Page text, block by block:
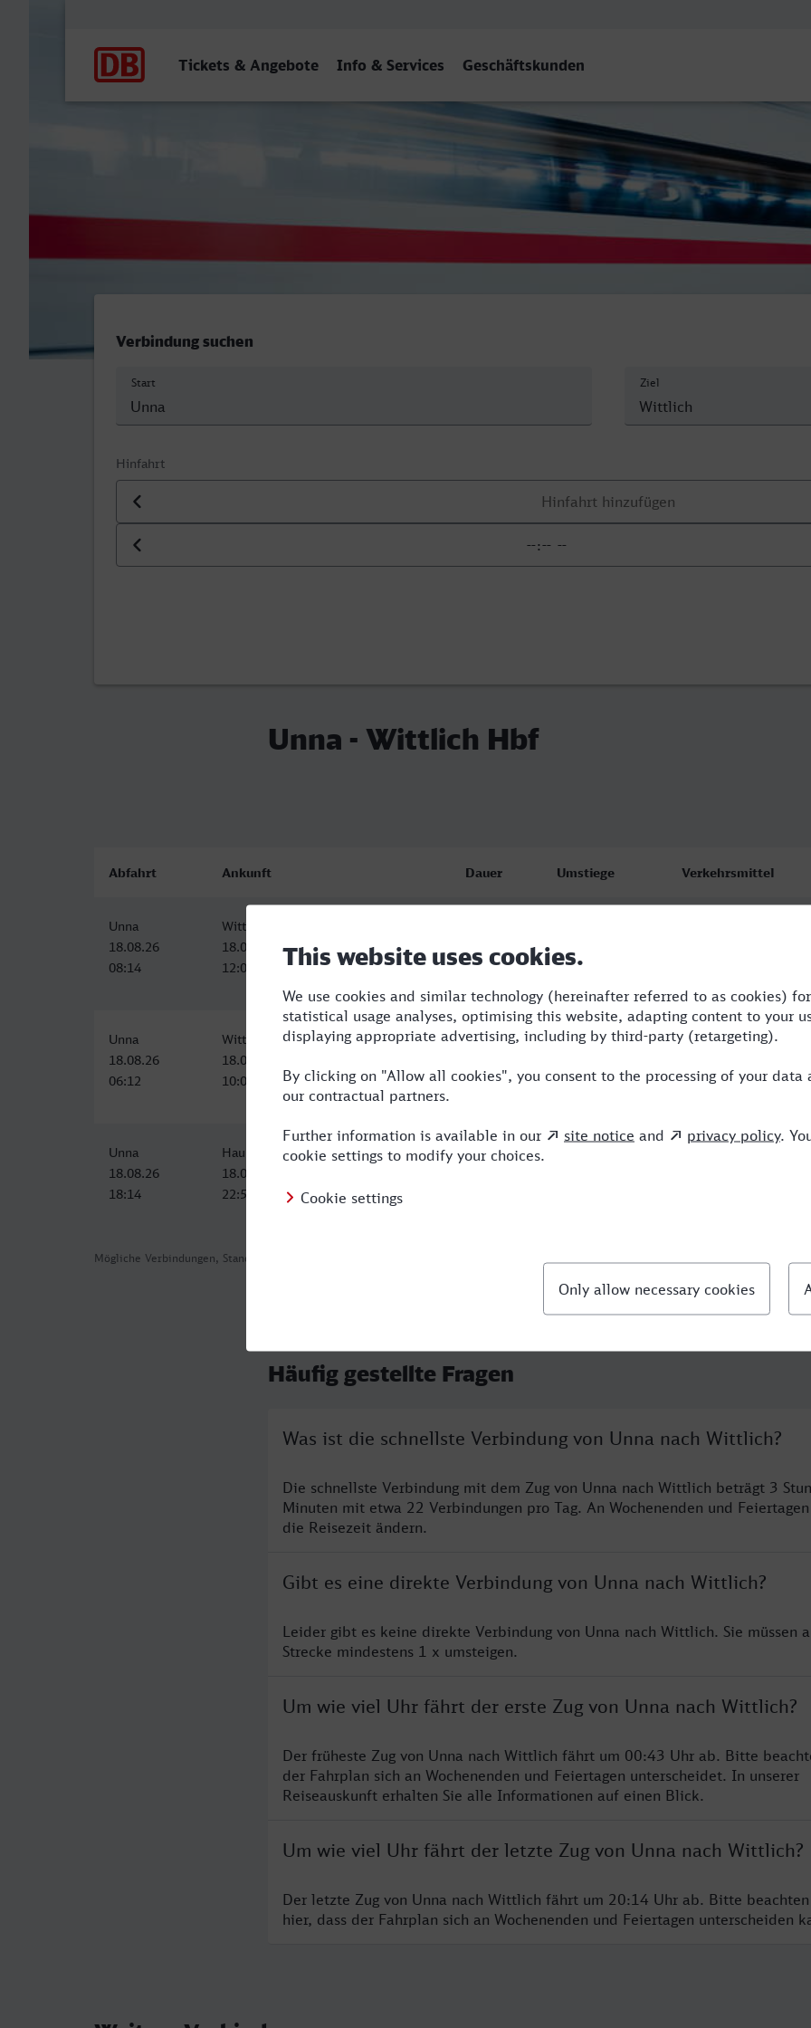
Tickets & Angebote Info & Services Geschäftskunden
Verbindung suchen
Start Ziel
Hinfahrt
Datum der Hinfahrt
Uhrzeit der Hinfahrt
Unna - Wittlich Hbf
Mögliche Verbindungen, Stand: 2026-08-04 05:21
Abfahrt Ankunft Dauer Umstiege Verkehrsmittel
Unna
18.08.26
08:14
Wittlich Hbf
18.08.26
12:03
Unna
18.08.26
06:12
Wittlich Hbf
18.08.26
10:03
3:51 2 RE,NX,ICE
Unna
18.08.26
18:14
Hauptbahnhof, Wittlich
18.08.26
22:54
4:40
Häufig gestellte Fragen
Was ist die schnellste Verbindung von Unna nach Wittlich?
Die schnellste Verbindung mit dem Zug von Unna nach Wittlich beträgt 3
Minuten mit etwa 22 Verbindungen pro Tag. An Wochenenden und
die Reisezeit ändern.
Gibt es eine direkte Verbindung von Unna nach Wittlich?
Leider gibt es keine direkte Verbindung von Unna nach Wittlich. Sie müssen
Strecke mindestens 1 x umsteigen.
Um wie viel Uhr fährt der erste Zug von Unna nach Wittlich?
Der früheste Zug von Unna nach Wittlich fährt um 00:43 Uhr ab. Bitte
der Fahrplan sich an Wochenenden und Feiertagen unterscheidet. In unserer
Reiseauskunft erhalten Sie alle Informationen auf einen Blick.
Um wie viel Uhr fährt der letzte Zug von Unna nach Wittlich?
Der letzte Zug von Unna nach Wittlich fährt um 20:14 Uhr ab. Bitte beachten
hier, dass der Fahrplan sich an Wochenenden und Feiertagen unterscheiden